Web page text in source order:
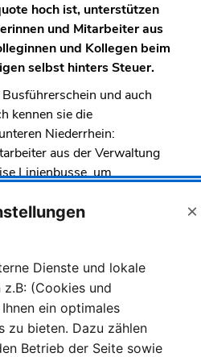
hoch ist, unterstützen
und Mitarbeiter aus
und Kollegen beim
selbst hinters Steuer.
und auch
kennen sie die
Niederrhein:
aus der Verwaltung
Linienbusse, um
Tobias Jakubowski, der den
Hier geht es zum
lokalzeit/duisburg/
1766.html
×
Dienste und lokale
(Cookies und
ein optimales
zu bieten. Dazu zählen
Betrieb der Seite sowie